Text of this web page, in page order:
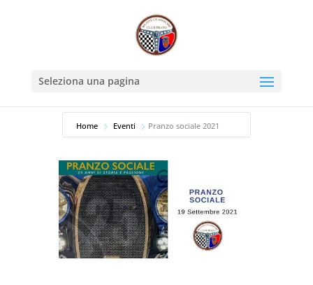
Seleziona una pagina
Home Eventi Pranzo sociale 2021